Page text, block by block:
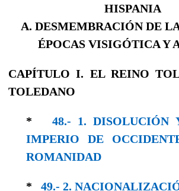
HISPANIA
A. DESMEMBRACIÓN DE
ÉPOCAS VISIGÓTICA Y
CAPÍTULO I. EL REINO
TOLEDANO
* 48.- 1. DISOLUCIÓN
IMPERIO DE
ROMANIDAD
* 49.- 2.